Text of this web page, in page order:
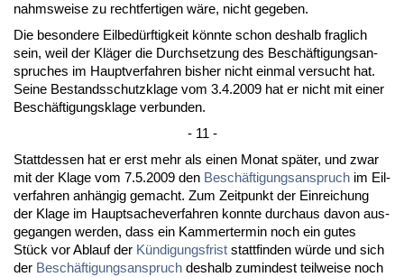
nahms­wei­se zu recht­fer­ti­gen wäre, nicht ge­ge­ben.
Die be­son­de­re Eil­bedürf­tig­keit könn­te schon des­halb frag­lich
sein, weil der Kläger die Durch­set­zung des Beschäfti­gungs­an­
spru­ches im Haupt­ver­fah­ren bis­her nicht ein­mal ver­sucht hat.
Sei­ne Be­stands­schutz­kla­ge vom 3.4.2009 hat er nicht mit ei­ner
Beschäfti­gungs­kla­ge ver­bun­den.
- 11 -
Statt­des­sen hat er erst mehr als ei­nen Mo­nat später, und zwar
mit der Kla­ge vom 7.5.2009 den Beschäfti­gungs­an­spruch im Eil­
ver­fah­ren anhängig ge­macht. Zum Zeit­punkt der Ein­rei­chung
der Kla­ge im Haupt­sa­che­ver­fah­ren konn­te durch­aus da­von aus­
ge­gan­gen wer­den, dass ein Kam­mer­ter­min noch ein gu­tes
Stück vor Ab­lauf der Kündi­gungs­frist statt­fin­den würde und sich
der Beschäfti­gungs­an­spruch des­halb zu­min­dest teil­wei­se noch